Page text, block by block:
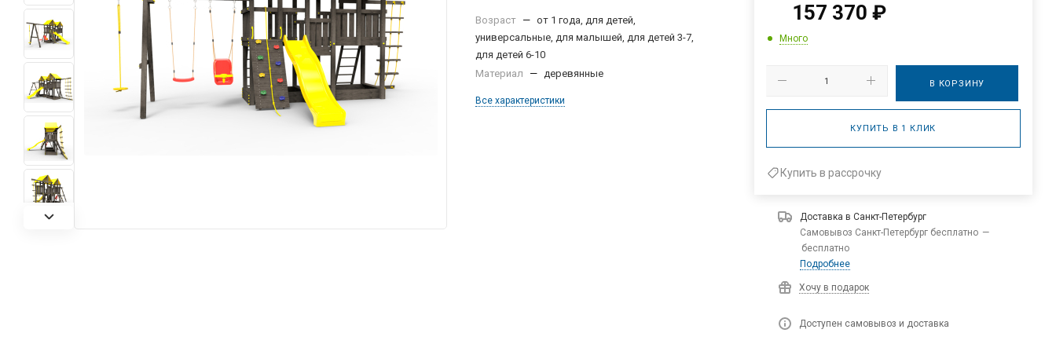
Возраст — от 1 года, для детей,
универсальные, для малышей, для детей 3-7,
для детей 6-10
Материал
— деревянные
Все характеристики
157 370 ₽
Много
В КОРЗИНУ
КУПИТЬ В 1 КЛИК
Купить в рассрочку
Доставка в Санкт-Петербург
Самовывоз Санкт-Петербург бесплатно —
бесплатно
Подробнее
Хочу в подарок
Доступен самовывоз и доставка